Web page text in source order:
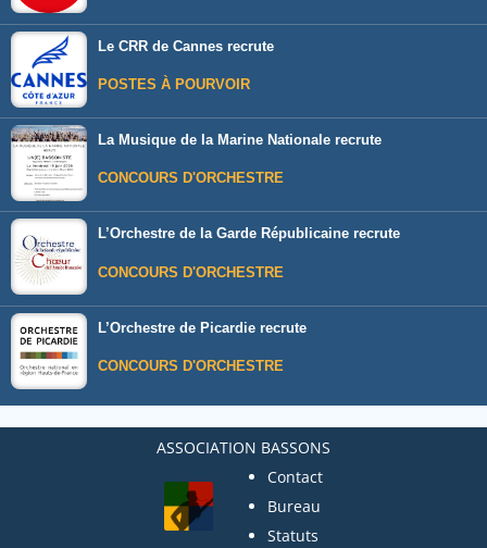
Le CRR de Cannes recrute
POSTES À POURVOIR
La Musique de la Marine Nationale recrute
CONCOURS D'ORCHESTRE
L’Orchestre de la Garde Républicaine recrute
CONCOURS D'ORCHESTRE
L’Orchestre de Picardie recrute
CONCOURS D'ORCHESTRE
ASSOCIATION BASSONS
Contact
Bureau
Statuts